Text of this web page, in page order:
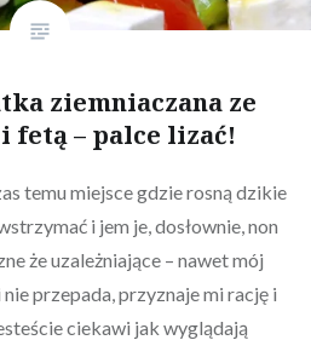
ziemniaczana ze
fetą – palce lizać!
temu miejsce gdzie rosną dzikie
i jem je, dosłownie, non
że uzależniające – nawet mój
przepada, przyznaje mi rację i
ciekawi jak wyglądają